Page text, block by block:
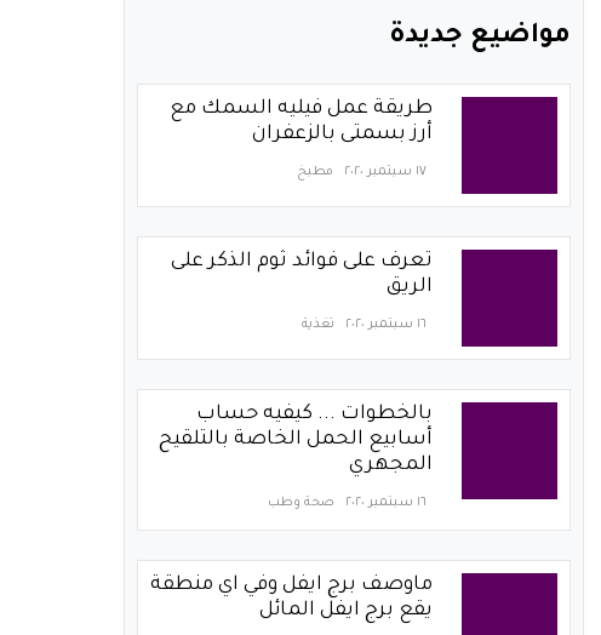
مواضيع جديدة
طريقة عمل فيليه السمك مع
أرز بسمتى بالزعفران
١٧ سبتمبر ٢٠٢٠ مطبخ
تعرف على فوائد ثوم الذكر على
الريق
١٦ سبتمبر ٢٠٢٠ تغذية
بالخطوات ... كيفيه حساب
أسابيع الحمل الخاصة بالتلقيح
المجهري
١٦ سبتمبر ٢٠٢٠ صحة وطب
ماوصف برج ايفل وفي اي منطقة
يقع برج ايفل المائل